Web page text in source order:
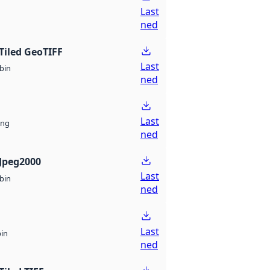
Last
ned
GeoTIFF
bin
Last
ned
Last
ned
bin
Last
ned
Last
ned